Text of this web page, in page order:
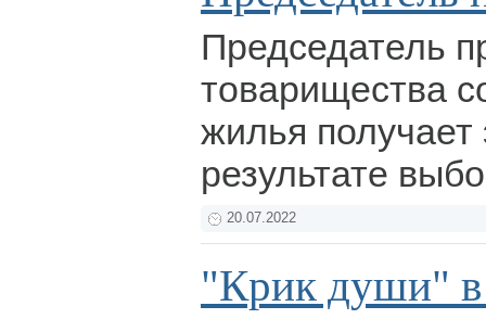
Председатель
товарищества
жилья получает
результате
20.07.2022
"Крик души" в